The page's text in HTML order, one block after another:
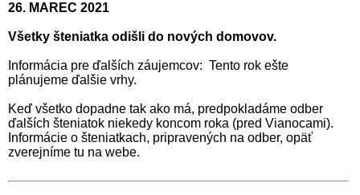
26. MAREC 2021
Všetky šteniatka odišli do nových domovov.
Informácia pre ďalších záujemcov: Tento rok ešte
plánujeme ďalšie vrhy.
Keď všetko dopadne tak ako má, predpokladáme odber
ďalších šteniatok niekedy koncom roka (pred Vianocami).
Informácie o šteniatkach, pripravených na odber, opäť
zverejníme tu na webe.